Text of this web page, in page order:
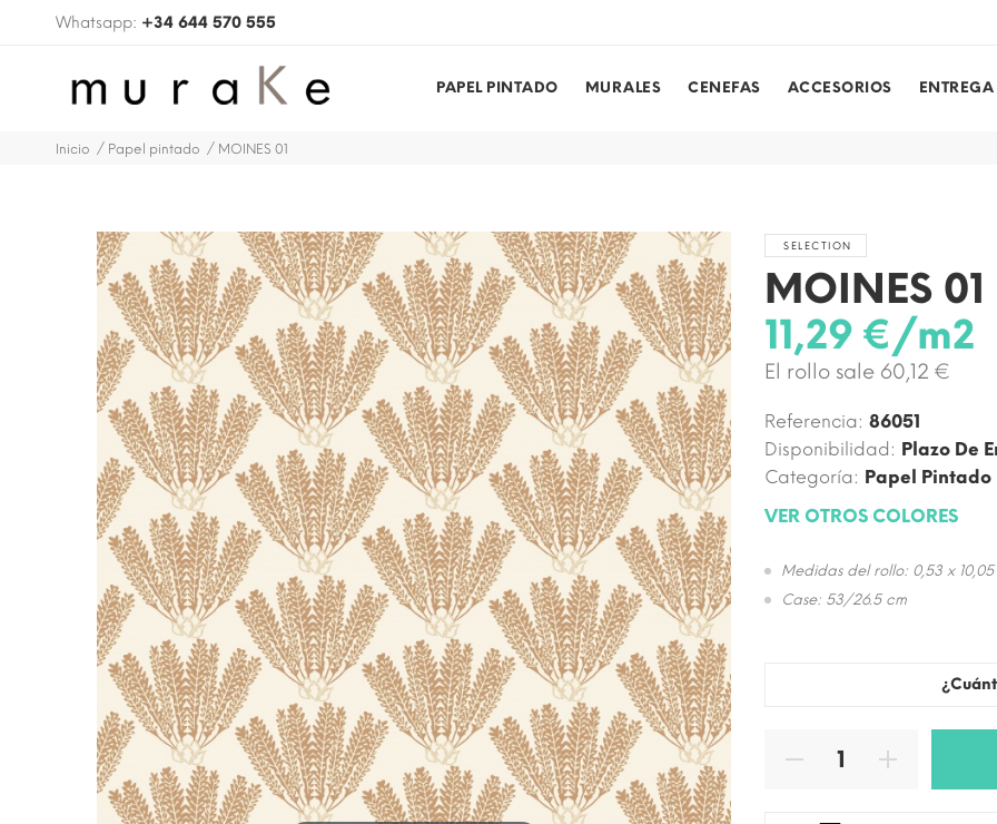
Whatsapp: +34 644 570 555
PAPEL PINTADO MURALES CENEFAS ACCESORIOS
Inicio Papel pintado MOINES 01
SELECTION
MOINES 01
11,29 €/m2
El rollo sale 60,12 €
Referencia: 86051
Disponibilidad: Plazo De
Categoría: Papel Pintado
VER OTROS COLORES
Medidas del rollo: 0,53 x 10,05
Case: 53/26.5 cm